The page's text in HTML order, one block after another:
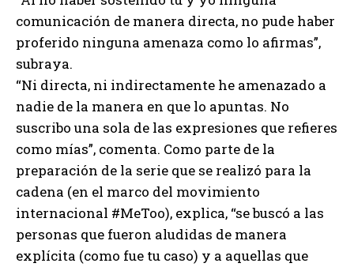
comunicación de manera directa, no pude haber
proferido ninguna amenaza como lo afirmas”,
subraya.
“Ni directa, ni indirectamente he amenazado a
nadie de la manera en que lo apuntas. No
suscribo una sola de las expresiones que refieres
como mías”, comenta. Como parte de la
preparación de la serie que se realizó para la
cadena (en el marco del movimiento
internacional #MeToo), explica, “se buscó a las
personas que fueron aludidas de manera
explícita (como fue tu caso) y a aquellas que